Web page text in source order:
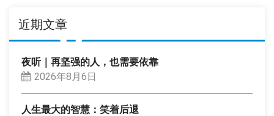
近期文章
夜听｜再坚强的人，也需要依靠
2026年8月6日
人生最大的智慧：笑着后退